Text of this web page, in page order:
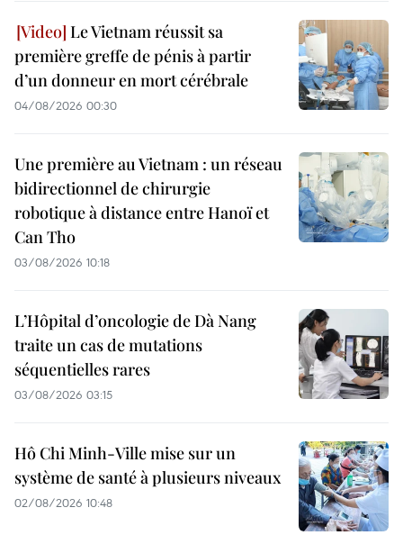
Le Vietnam réussit sa
première greffe de pénis à partir
d’un donneur en mort cérébrale
04/08/2026 00:30
Une première au Vietnam : un réseau
bidirectionnel de chirurgie
robotique à distance entre Hanoï et
Can Tho
03/08/2026 10:18
L’Hôpital d’oncologie de Dà Nang
traite un cas de mutations
séquentielles rares
03/08/2026 03:15
Hô Chi Minh-Ville mise sur un
système de santé à plusieurs niveaux
02/08/2026 10:48